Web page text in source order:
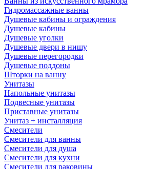
Гидромассажные ванны
Душевые кабины и ограждения
Душевые кабины
Душевые уголки
Душевые двери в нишу
Душевые перегородки
Душевые поддоны
Шторки на ванну
Унитазы
Напольные унитазы
Подвесные унитазы
Приставные унитазы
Унитаз + инсталляция
Смесители
Смесители для ванны
Смесители для душа
Смесители для кухни
Смесители для раковины